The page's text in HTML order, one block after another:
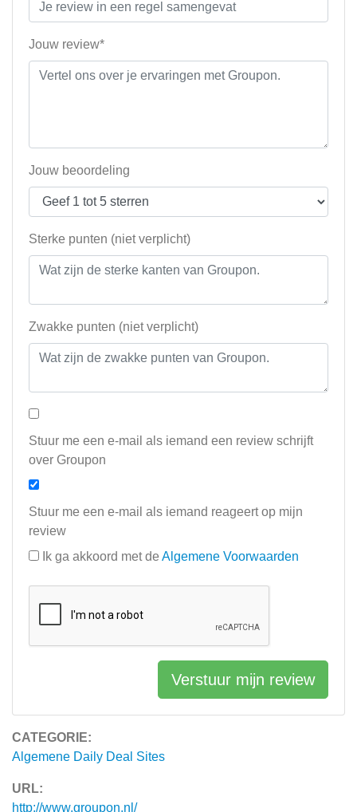
CATEGORIE:
Algemene Daily Deal Sites
URL:
http://www.groupon.nl/
Jouw review*
Jouw beoordeling
Sterke punten (niet verplicht)
Zwakke punten (niet verplicht)
Stuur me een e-mail als iemand een review schrijft
over Groupon
Stuur me een e-mail als iemand reageert op mijn
review
Ik ga akkoord met de Algemene Voorwaarden
Verstuur mijn review